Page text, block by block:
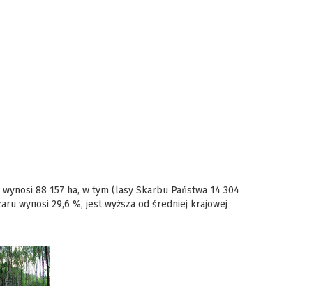
88 157 ha, w tym (lasy Skarbu Państwa 14 304
wynosi 29,6 %, jest wyższa od średniej krajowej